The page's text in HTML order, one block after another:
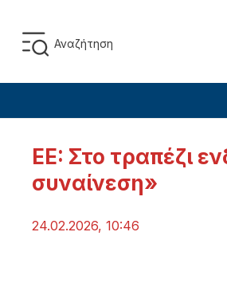
EE: Στο τραπέζι
συναίνεση»
24.02.2026, 10:46